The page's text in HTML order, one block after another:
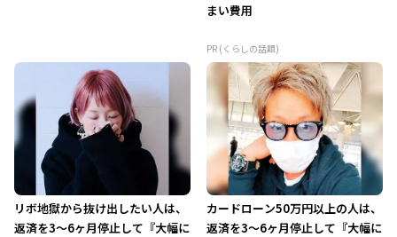
まい費用
PR (くらしの話題)
リボ地獄から抜け出したい人は、
返済を3～6ヶ月停止して『大幅に
カードローン50万円以上の人は、
返済を3～6ヶ月停止して『大幅に